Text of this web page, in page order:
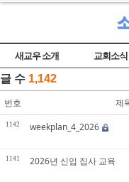
새교우 소개 교회소식
글 수 1,142
번호
제
1142 weekplan_4_2026
1141 2026년 신입 집사 교육